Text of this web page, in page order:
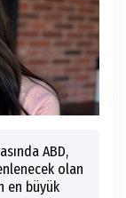
ABD,
olan
en büyük